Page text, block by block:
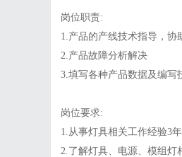
岗位职责:
1.产品的产线技术指导，
2.产品故障分析解决
3.填写各种产品数据及编写
岗位要求:
1.从事灯具相关工作经验3年
2.了解灯具、电源、模组灯